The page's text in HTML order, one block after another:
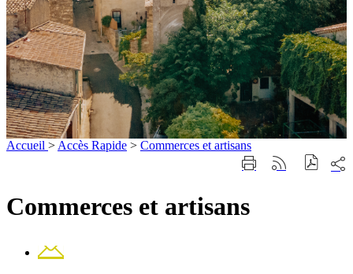
Accueil > Accès Rapide > Commerces et artisans
ImprimerGénérer
sur
Commerces et artisans
Contact